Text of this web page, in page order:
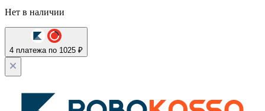
Нет в наличии
4 платежа по 1025 ₽